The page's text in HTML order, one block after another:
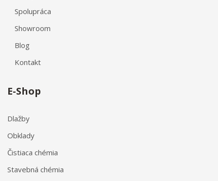
Spolupráca
Showroom
Blog
Kontakt
E-Shop
Dlažby
Obklady
Čistiaca chémia
Stavebná chémia